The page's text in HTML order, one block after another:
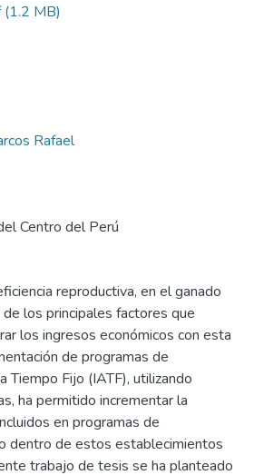
(1.2 MB)
Rafael
Centro del Perú
reproductiva, en el ganado
los principales factores que
los ingresos económicos con esta
de programas de
Tiempo Fijo (IATF), utilizando
ha permitido incrementar la
en programas de
dentro de estos establecimientos
trabajo de tesis se ha planteado